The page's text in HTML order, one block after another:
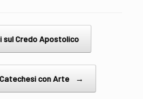
sul Credo Apostolico
con Arte →